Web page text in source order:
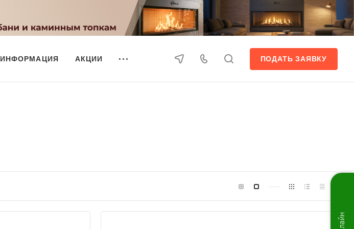
ИНФОРМАЦИЯ АКЦИИ ПОДАТЬ ЗАЯВКУ